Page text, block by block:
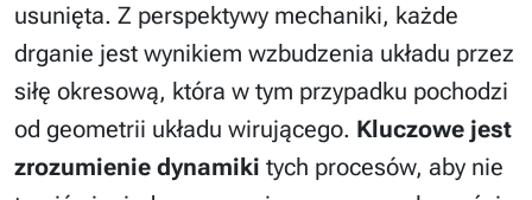
usunięta. Z perspektywy mechaniki, każde
drganie jest wynikiem wzbudzenia układu przez
siłę okresową, która w tym przypadku pochodzi
od geometrii układu wirującego. Kluczowe jest
zrozumienie dynamiki tych procesów, aby nie